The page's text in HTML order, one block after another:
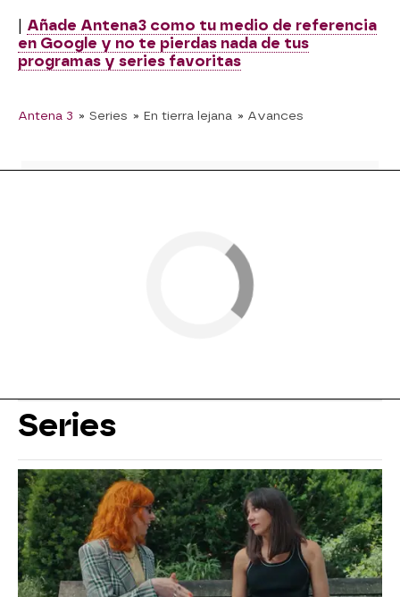
Añade Antena3 como tu medio de referencia
en Google y no te pierdas nada de tus
programas y series favoritas
Antena 3 » Series » En tierra lejana » Avances
Series